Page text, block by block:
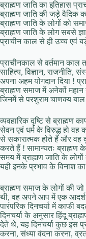
ब्राह्मण जाति का इतिहास
ब्राह्मण जाति की जड़े वैदिक
ब्राह्मण जाति के लोगों को
ब्राह्मण जाति के लोग सबसे
प्राचीन काल से ही उच्च एवं
प्राचीनकाल से वर्तमान काल
साहित्य, विज्ञान, राजनीति,
अपना अहम योगदान दिया !
ब्राह्मण समाज में अनेकों महान
जिनमें से परशुराम चाणक्य
व्यवहारिक दृष्टि से ब्राह्मण
सेवन एवं धर्म के विरुद्ध हो वह
से सकारात्मक होते हैं और वह
करते हैं ! सामान्यतः ब्राह्मण
समय में ब्राह्मण जाति के
यही इनके प्रभाव के विनाश
ब्राह्मण समाज के लोगों की जो
थी, वह अपने आप में एक आदर्श
पारंपरिक दिनचर्या में काफी
दिनचर्या के अनुसार हिंदू
देते थे, यह दिनचर्या कुछ इस
करना, संध्या वंदना करना,